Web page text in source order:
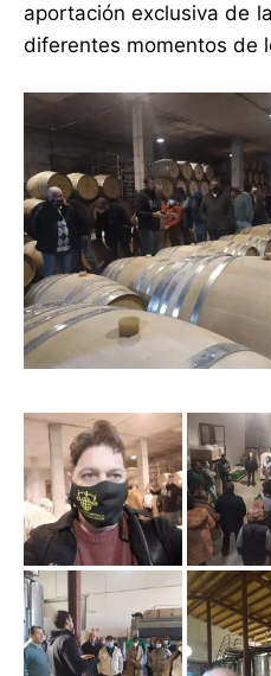
aportación exclusiva de
diferentes momentos de